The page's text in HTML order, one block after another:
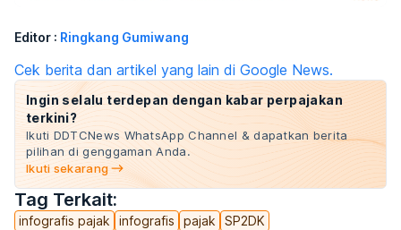
Editor : Ringkang Gumiwang
Cek berita dan artikel yang lain di Google News.
Ingin selalu terdepan dengan kabar perpajakan
terkini?
Ikuti DDTCNews WhatsApp Channel & dapatkan berita
pilihan di genggaman Anda.
Ikuti sekarang
Tag Terkait:
infografis pajak infografis pajak
SP2DK